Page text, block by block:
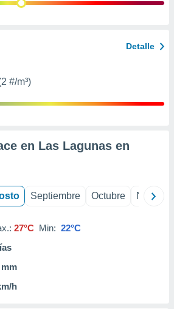
Detalle
#/m³)
en Las Lagunas en
Septiembre Octubre
27°C Min: 22°C
h